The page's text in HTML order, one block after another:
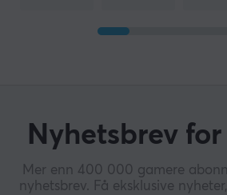
Nyhetsbrev
Mer enn 400 000 gamere
nyhetsbrev. Få eksklusive